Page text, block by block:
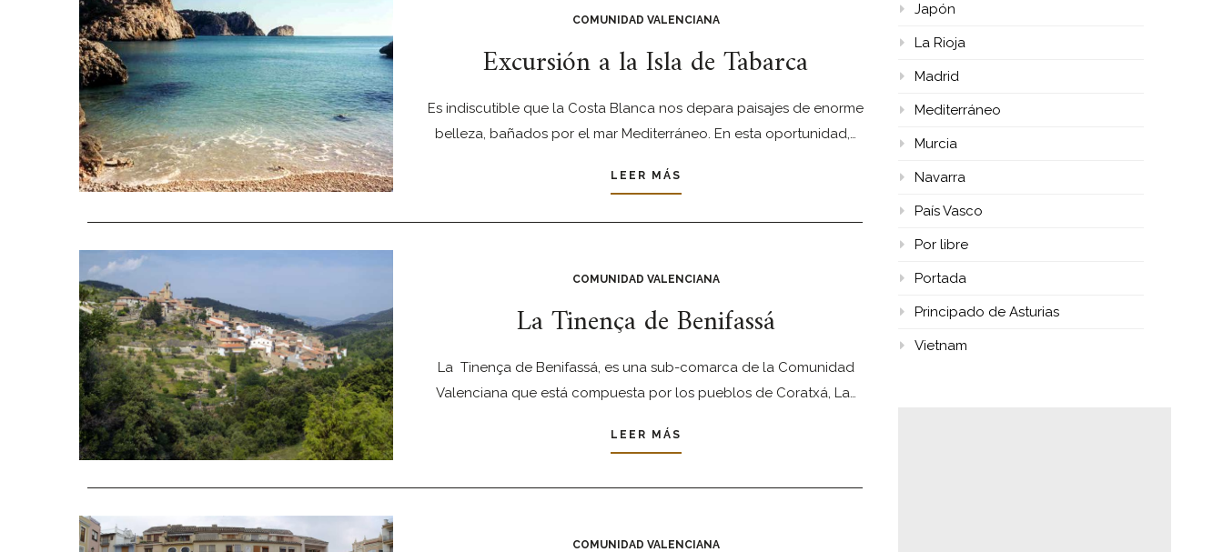
COMUNIDAD VALENCIANA
Excursión a la Isla de Tabarca
Es indiscutible que la Costa Blanca nos depara paisajes de enorme
belleza, bañados por el mar Mediterráneo. En esta oportunidad,…
LEER MÁS
COMUNIDAD VALENCIANA
La Tinença de Benifassá
La Tinença de Benifassá, es una sub-comarca de la Comunidad
Valenciana que está compuesta por los pueblos de Coratxá, La…
LEER MÁS
COMUNIDAD VALENCIANA
Japón
La Rioja
Madrid
Mediterráneo
Murcia
Navarra
País Vasco
Por libre
Portada
Principado de Asturias
Vietnam